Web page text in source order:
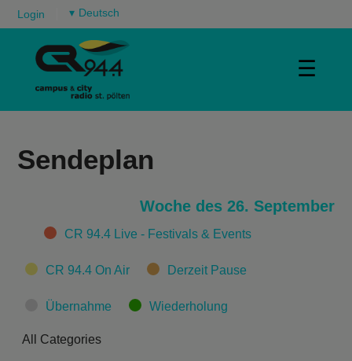
Login ▾
☰
Sendeplan
Woche des 26. September
CategoriesCR 94.4 Live - Festivals & Events
CR 94.4 On Air Derzeit Pause
Übernahme Wiederholung
All Categories